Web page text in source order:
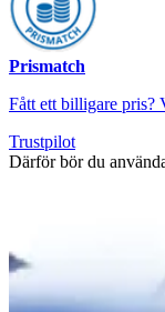
Prismatch
Fått ett billigare pris?
Trustpilot
Därför bör du